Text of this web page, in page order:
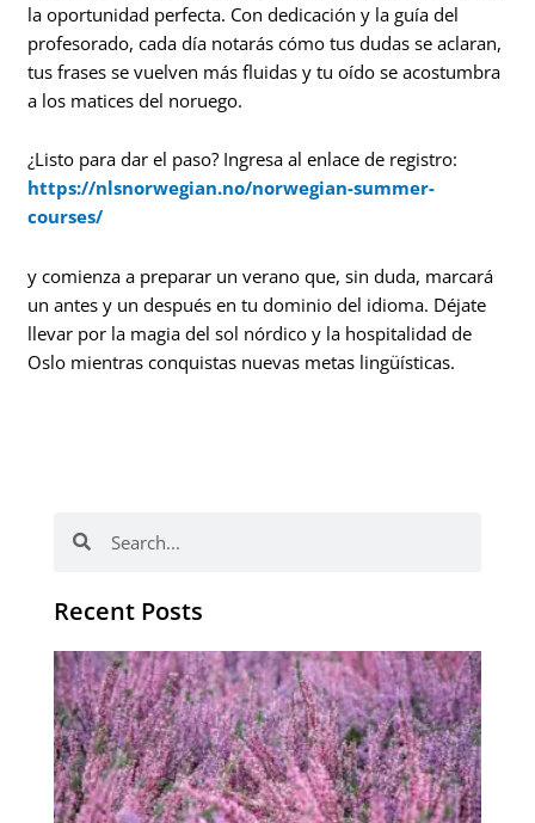
la oportunidad perfecta. Con dedicación y la guía del
profesorado, cada día notarás cómo tus dudas se aclaran,
tus frases se vuelven más fluidas y tu oído se acostumbra
a los matices del noruego.
¿Listo para dar el paso? Ingresa al enlace de registro:
https://nlsnorwegian.no/norwegian-summer-
courses/
y comienza a preparar un verano que, sin duda, marcará
un antes y un después en tu dominio del idioma. Déjate
llevar por la magia del sol nórdico y la hospitalidad de
Oslo mientras conquistas nuevas metas lingüísticas.
Recent Posts